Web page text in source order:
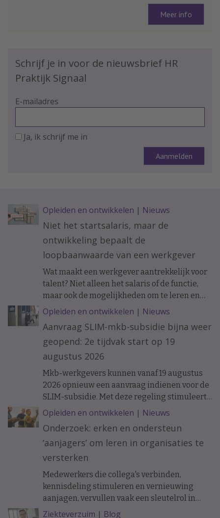
Meer info
Schrijf je in voor de nieuwsbrief HR
Praktijk Signaal
E-mailadres
Ja, ik schrijf me in
Opleiden en ontwikkelen | Nieuws
Niet het startsalaris, maar de
ontwikkeling bepaalt de
loopbaanwaarde van een werkgever
Wat maakt een werkgever aantrekkelijk voor
talent? Niet alleen het salaris of de functie,
maar ook de mogelijkheden om te leren en
ervaring op te doen. Onderzoek naar de
loopbanen van werknemers laat zien dat de
ontwikkelkansen binnen een organisatie op
langere termijn verschil kunnen maken.
Opleiden en ontwikkelen | Nieuws
Aanvraag SLIM-mkb-subsidie bijna weer
geopend: 2e tijdvak start op 19
augustus 2026
Mkb-werkgevers kunnen vanaf 19 augustus
2026 opnieuw een aanvraag indienen voor de
SLIM-subsidie. Met deze regeling stimuleert
het ministerie van Sociale Zaken en
Werkgelegenheid leren en ontwikkelen
binnen organisaties.
Opleiden en ontwikkelen | Nieuws
Onderzoek: erken en ondersteun
‘aanjagers’ om leren in organisaties te
versterken
Medewerkers die collega's verbinden,
kennisdeling stimuleren en vernieuwing
aanjagen, vervullen vaak een sleutelrol in
organisaties. Toch krijgen zij lang niet altijd
Ziekteverzuim | Blog